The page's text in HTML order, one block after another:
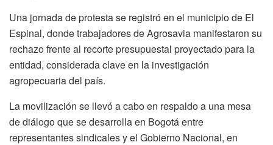
Una jornada de protesta se registró en el municipio de El
Espinal, donde trabajadores de Agrosavia manifestaron su
rechazo frente al recorte presupuestal proyectado para la
entidad, considerada clave en la investigación
agropecuaria del país.
La movilización se llevó a cabo en respaldo a una mesa
de diálogo que se desarrolla en Bogotá entre
representantes sindicales y el Gobierno Nacional, en